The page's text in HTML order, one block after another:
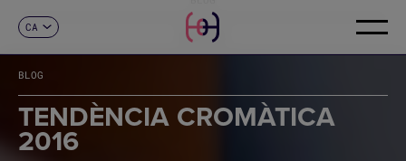
CA
FR
DE
IT
PT
CONTACTE
BLOG
TENDÈNCIA CROMÀTICA
2016